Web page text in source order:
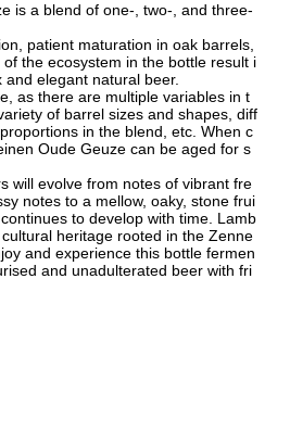
is a blend of one-, two-, and three-
patient maturation in oak barrels,
the ecosystem in the bottle result i
elegant natural beer.
as there are multiple variables in t
of barrel sizes and shapes, diff
in the blend, etc. When c
Oude Geuze can be aged for s
will evolve from notes of vibrant fre
notes to a mellow, oaky, stone frui
to develop with time. Lamb
heritage rooted in the Zenne
and experience this bottle fermen
and unadulterated beer with fri